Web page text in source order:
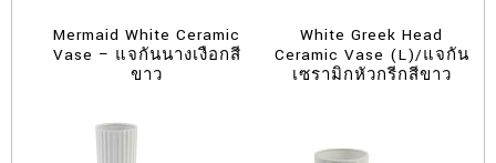
Mermaid White Ceramic
Vase – แจกันนางเงือกสี
ขาว
White Greek Head
Ceramic Vase (L)/แจกัน
เซรามิกหัวกรีกสีขาว